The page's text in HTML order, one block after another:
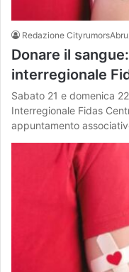
Redazione
Donare il
interregionale
Sabato 21 e domenica
Interregionale Fidas
appuntamento